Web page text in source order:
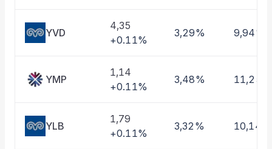
Fiyat Endeks Değişimi
YVD
4,35
+0.11%
3,29% 9,94%
YMP
1,14
+0.11%
3,48% 11,25%
YLB
1,79
+0.11%
3,32% 10,14%